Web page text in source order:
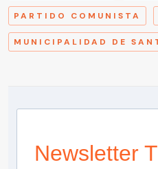
PARTIDO COMUNISTA
MUNICIPALIDAD DE
Newsletter